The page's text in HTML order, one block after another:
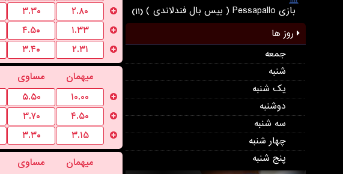
بازی Pessapallo ( بیس بال فندلاندی ) (۱۱)
روز ها
جمعه
شنبه
یک شنبه
دوشنبه
سه شنبه
چهار شنبه
پنج شنبه
۳.۳۰
۲.۸۰
۴.۵۰
۱.۳۳
۳.۴۰
۲.۳۱
مساوی
میهمان
۵.۵۰
۱۰.۰۰
۳.۷۰
۴.۵۰
۳.۳۰
۳.۱۵
مساوی
میهمان